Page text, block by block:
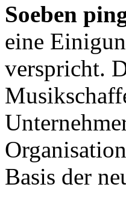
Soeben
eine
verspricht.
Basis der